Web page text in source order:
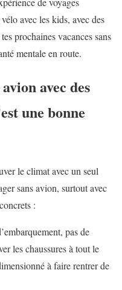
avec les kids, avec des
prochaines vacances sans
mentale en route.
avec des
une bonne
le climat avec un seul
sans avion, surtout avec
:
pas de
les chaussures à tout le
à faire rentrer de